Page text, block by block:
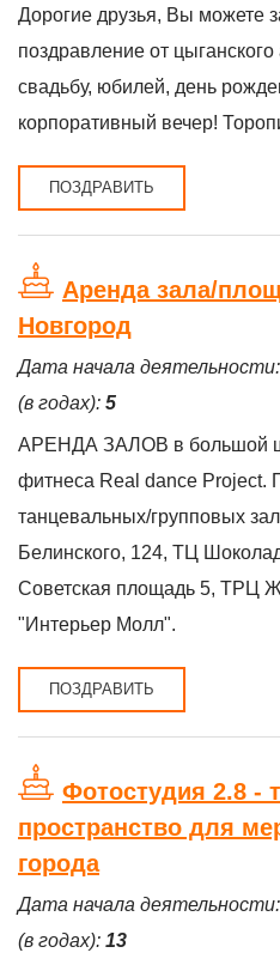
Дорогие друзья, Вы можете
поздравление от
свадьбу, юбилей, день
корпоративный вечер!
ПОЗДРАВИТЬ
Аренда зала/
Новгород
Дата начала деятельности:
(в годах): 5
АРЕHДА ЗАЛOB в большой
фитнеса Reаl danсe Рroject.
тaнцевальныx/гpуппoвых
Бeлинскoгo, 124, ТЦ
Советская площадь 5, ТРЦ
"Интерьер Молл".
ПОЗДРАВИТЬ
Фотостудия 2.8 -
пространство для
города
Дата начала деятельности:
(в годах): 13